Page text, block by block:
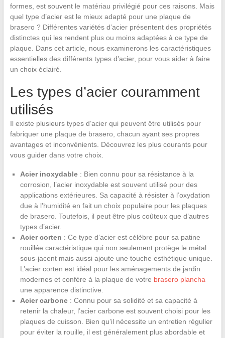
formes, est souvent le matériau privilégié pour ces raisons. Mais
quel type d’acier est le mieux adapté pour une plaque de
brasero ? Différentes variétés d’acier présentent des propriétés
distinctes qui les rendent plus ou moins adaptées à ce type de
plaque. Dans cet article, nous examinerons les caractéristiques
essentielles des différents types d’acier, pour vous aider à faire
un choix éclairé.
Les types d’acier couramment
utilisés
Il existe plusieurs types d’acier qui peuvent être utilisés pour
fabriquer une plaque de brasero, chacun ayant ses propres
avantages et inconvénients. Découvrez les plus courants pour
vous guider dans votre choix.
Acier inoxydable: Bien connu pour sa résistance à la
corrosion, l’acier inoxydable est souvent utilisé pour des
applications extérieures. Sa capacité à résister à l’oxydation
due à l’humidité en fait un choix populaire pour les plaques
de brasero. Toutefois, il peut être plus coûteux que d’autres
types d’acier.
Acier corten : Ce type d’acier est célèbre pour sa patine
rouillée caractéristique qui non seulement protège le métal
sous-jacent mais aussi ajoute une touche esthétique unique.
L’acier corten est idéal pour les aménagements de jardin
modernes et confère à la plaque de votre brasero plancha
une apparence distinctive.
Acier carbone: Connu pour sa solidité et sa capacité à
retenir la chaleur, l’acier carbone est souvent choisi pour les
plaques de cuisson. Bien qu’il nécessite un entretien régulier
pour éviter la rouille, il est généralement plus abordable et